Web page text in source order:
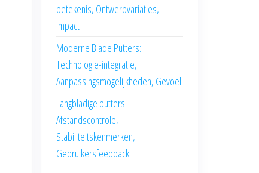
betekenis, Ontwerpvariaties,
Impact
Moderne Blade Putters:
Technologie-integratie,
Aanpassingsmogelijkheden, Gevoel
Langbladige putters:
Afstandscontrole,
Stabiliteitskenmerken,
Gebruikersfeedback